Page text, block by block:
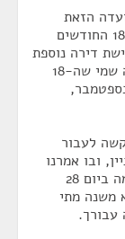
הזאת
עשתה תיקון בחוק, כך שלמעשה התקופה של 18 החודשים
דירה נוספת
לצורך החלפת הדירה המקורית, הוועדה קבעה שמי שה-18
שלו נפלו בתקופת הקורונה עד 30 בספטמבר,
לעבור
ובו אמרנו
שלתקופת ה-18 חודשים תיוסף התקופה שסיומה ביום 28
לא משנה מתי
עבורך.